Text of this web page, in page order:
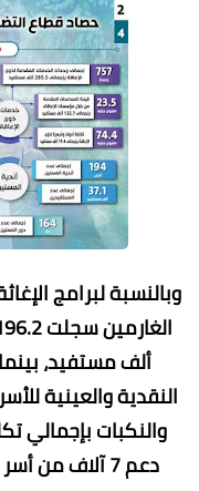
وبالنسبة لبرامج
النقدية والعينية